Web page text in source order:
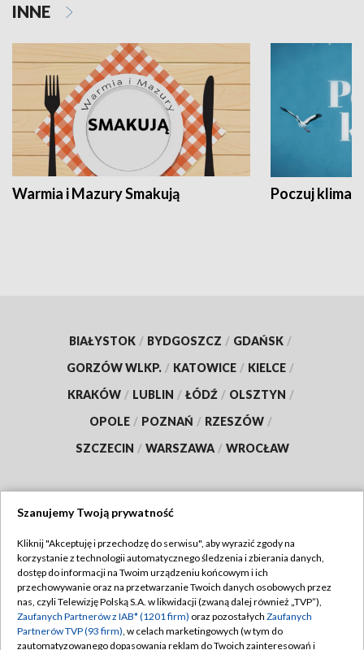
INNE
Warmia i Mazury Smakują Poczuj klimat
BIAŁYSTOK / BYDGOSZCZ / GDAŃSK /
GORZÓW WLKP. / KATOWICE / KIELCE /
KRAKÓW / LUBLIN / ŁÓDŹ / OLSZTYN /
OPOLE / POZNAŃ / RZESZÓW /
SZCZECIN / WARSZAWA / WROCŁAW
TVP
Abonament TVP
Emisja w TVP
Centrum informacji TVP
Regulamin TVP
Polityka prywatności
Moje zgody
Szanujemy Twoją prywatność
Kliknij "Akceptuję i przechodzę do serwisu", aby wyrazić zgody na
korzystanie z technologii automatycznego śledzenia i zbierania danych,
dostęp do informacji na Twoim urządzeniu końcowym i ich
przechowywanie oraz na przetwarzanie Twoich danych osobowych przez
nas, czyli Telewizję Polską S.A. w likwidacji (zwaną dalej również „TVP”),
Zaufanych Partnerów z IAB* (1201 firm) oraz pozostałych Zaufanych
Partnerów TVP (93 firm), w celach marketingowych (w tym do
zautomatyzowanego dopasowania reklam do Twoich zainteresowań i